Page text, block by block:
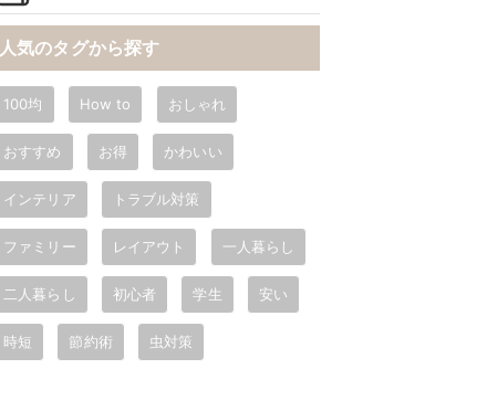
人気のタグから探す
100均 How to おしゃれ
おすすめ お得 かわいい
インテリア トラブル対策
ファミリー レイアウト 一人暮らし
二人暮らし 初心者 学生 安い
時短 節約術 虫対策